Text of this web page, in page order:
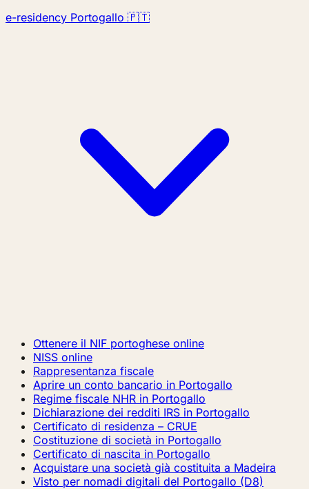
e-residency Portogallo 🇵🇹
Ottenere il NIF portoghese online
NISS online
Rappresentanza fiscale
Aprire un conto bancario in Portogallo
Regime fiscale NHR in Portogallo
Dichiarazione dei redditi IRS in Portogallo
Certificato di residenza – CRUE
Costituzione di società in Portogallo
Certificato di nascita in Portogallo
Acquistare una società già costituita a Madeira
Visto per nomadi digitali del Portogallo (D8)